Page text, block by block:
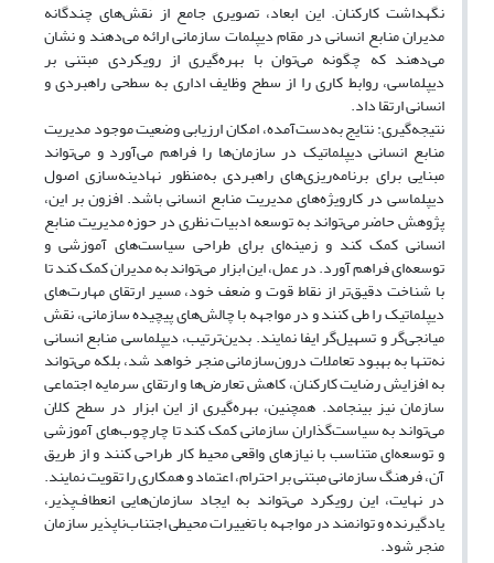
نگهداشت کارکنان. این ابعاد، تصویری جامع از نقش‌های چندگانه
مدیران منابع انسانی در مقام دیپلمات سازمانی ارائه می‌دهند و نشان
می‌دهند که چگونه می‌توان با بهره‌گیری از رویکردی مبتنی بر
دیپلماسی، روابط کاری را از سطح وظایف اداری به سطحی راهبردی و
انسانی ارتقا داد.
نتیجه‌گیری: نتایج به‌دست‌آمده، امکان ارزیابی وضعیت موجود مدیریت
منابع انسانی دیپلماتیک در سازمان‌ها را فراهم می‌آورد و می‌تواند
مبنایی برای برنامه‌ریزی‌های راهبردی به‌منظور نهادینه‌سازی اصول
دیپلماسی در کارویژه‌های مدیریت منابع انسانی باشد. افزون بر این،
پژوهش حاضر می‌تواند به توسعه ادبیات نظری در حوزه مدیریت منابع
انسانی کمک کند و زمینه‌ای برای طراحی سیاست‌های آموزشی و
توسعه‌ای فراهم آورد. در عمل، این ابزار می‌تواند به مدیران کمک کند تا
با شناخت دقیق‌تر از نقاط قوت و ضعف خود، مسیر ارتقای مهارت‌های
دیپلماتیک را طی کنند و در مواجهه با چالش‌های پیچیده سازمانی، نقش
میانجی‌گر و تسهیل‌گر ایفا نمایند. بدین‌ترتیب، دیپلماسی منابع انسانی
نه‌تنها به بهبود تعاملات درون‌سازمانی منجر خواهد شد، بلکه می‌تواند
به افزایش رضایت کارکنان، کاهش تعارض‌ها و ارتقای سرمایه اجتماعی
سازمان نیز بینجامد. همچنین، بهره‌گیری از این ابزار در سطح کلان
می‌تواند به سیاست‌گذاران سازمانی کمک کند تا چارچوب‌های آموزشی
و توسعه‌ای متناسب با نیازهای واقعی محیط کار طراحی کنند و از طریق
آن، فرهنگ سازمانی مبتنی بر احترام، اعتماد و همکاری را تقویت نمایند.
در نهایت، این رویکرد می‌تواند به ایجاد سازمان‌هایی انعطاف‌پذیر،
یادگیرنده و توانمند در مواجهه با تغییرات محیطی اجتناب‌ناپذیر سازمان
منجر شود.